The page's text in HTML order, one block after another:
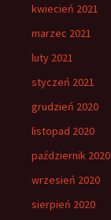
kwiecień 2021
marzec 2021
luty 2021
styczeń 2021
grudzień 2020
listopad 2020
październik 2020
wrzesień 2020
sierpień 2020